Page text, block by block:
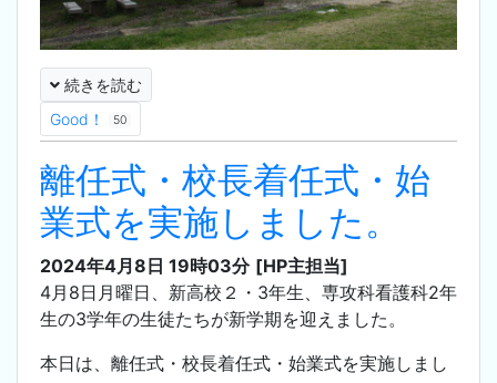
続きを読む
Good！
50
離任式・校長着任式・始
業式を実施しました。
2024年4月8日 19時03分 [HP主担当]
4月8日月曜日、新高校２・3年生、専攻科看護科2年
生の3学年の生徒たちが新学期を迎えました。
本日は、離任式・校長着任式・始業式を実施しまし